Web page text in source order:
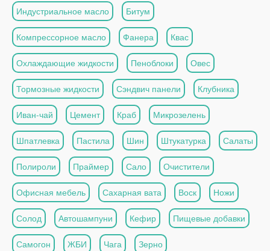
Индустриальное масло Битум
Компрессорное масло Фанера Квас
Охлаждающие жидкости Пеноблоки Овес
Тормозные жидкости Сэндвич панели Клубника
Иван-чай Цемент Краб Микрозелень
Шпатлевка Пастила Шин Штукатурка Салаты
Полироли Праймер Сало Очистители
Офисная мебель Сахарная вата Воск Ножи
Солод Автошампуни Кефир Пищевые добавки
Самогон ЖБИ Чага Зерно